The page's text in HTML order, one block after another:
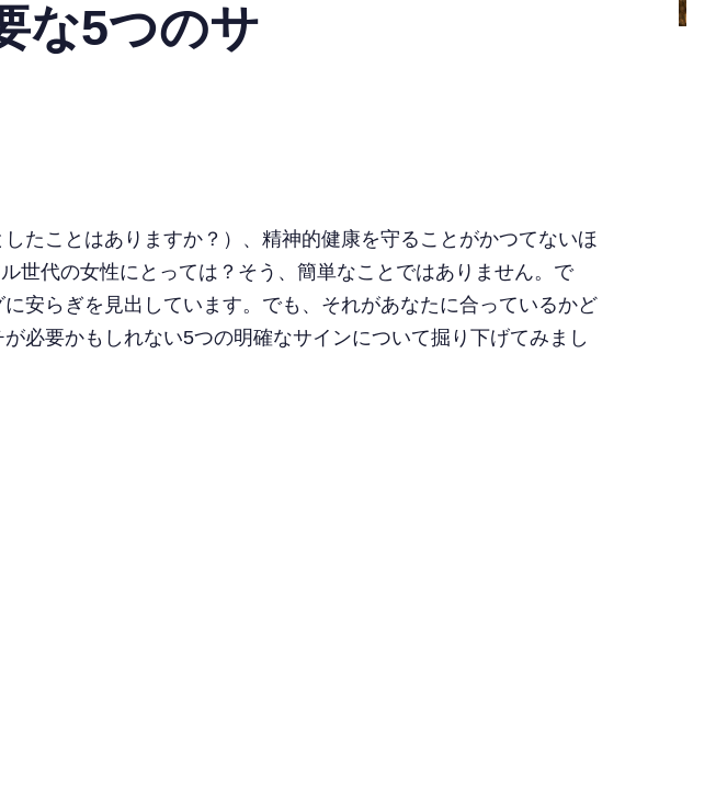
な5つのサ
たことはありますか？）、精神的健康を守ることがかつてないほ
世代の女性にとっては？そう、簡単なことではありません。で
安らぎを見出しています。でも、それがあなたに合っているかど
必要かもしれない5つの明確なサインについて掘り下げてみまし